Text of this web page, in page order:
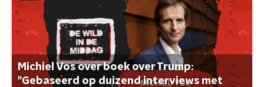
Michiel Vos over boek over Trump:
"Gebaseerd op duizend interviews met